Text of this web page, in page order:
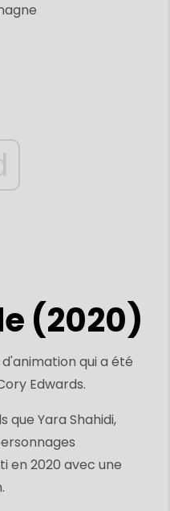
(2020)
qui a été
Edwards.
que Yara Shahidi,
en 2020 avec une